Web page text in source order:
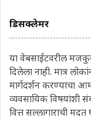
डिसक्लेमर
या वेबसाईटवरील
दिलेला नाही. मात्र
मार्गदर्शन करण्याचा
व्यवसायिक विषयांशी
वित्त सल्लागाराची मदत